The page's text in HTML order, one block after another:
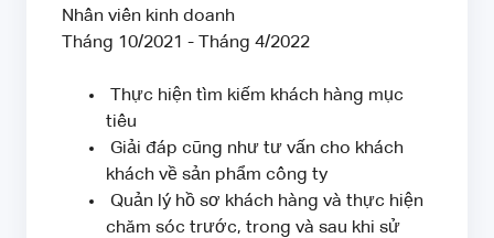
Nhân viên kinh doanh
Tháng 10/2021 - Tháng 4/2022
Thực hiện tìm kiếm khách hàng mục
tiêu
Giải đáp cũng như tư vấn cho khách
khách về sản phẩm công ty
Quản lý hồ sơ khách hàng và thực hiện
chăm sóc trước, trong và sau khi sử